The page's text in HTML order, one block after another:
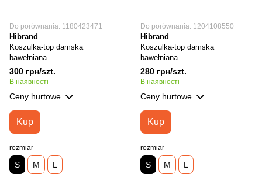
Do porównania: 1180423471
Hibrand
Koszulka-top damska
bawełniana
300 грн/szt.
В наявності
Ceny hurtowe
Kup
rozmiar
S M L
Do porównania: 1204108550
Hibrand
Koszulka-top damska
bawełniana
280 грн/szt.
В наявності
Ceny hurtowe
Kup
rozmiar
S M L